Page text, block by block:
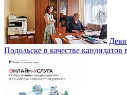
Подольске в качестве